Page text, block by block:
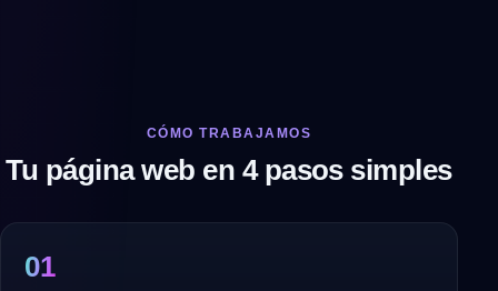
CÓMO TRABAJAMOS
Tu página web en 4 pasos simples
01